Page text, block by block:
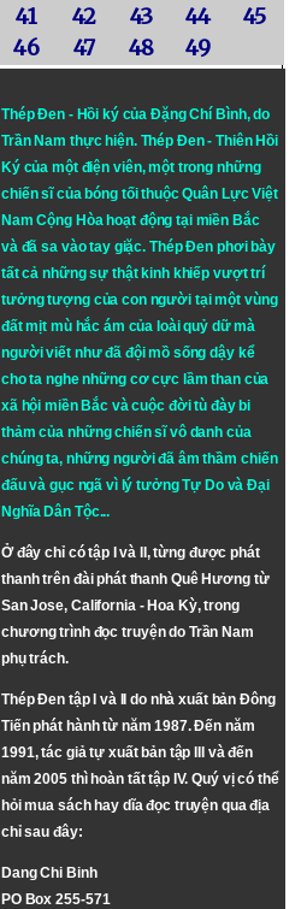
41
42 43 44
45
46
47 48 49
Thép Đen - Hồi ký của Đặng Chí Bình, do
Trần Nam thực hiện. Thép Đen- Thiên Hồi
Ký của một điện viên, một trong những
chiến sĩ của bóng tối thuộc Quân Lực Việt
Nam Cộng Hòa hoạt động tại miền Bắc
và đã sa vào tay giặc. Thép Đen phơi bày
tất cả những sự thật kinh khiếp vượt trí
tưởng tượng của con người tại một vùng
đất mịt mù hắc ám của loài quỷ dữ mà
người viết như đã đội mồ sống dậy kể
cho ta nghe những cơ cực lầm than của
xã hội miền Bắc và cuộc đời tù đày bi
thảm của những chiến sĩ vô danh của
chúng ta, những người đã âm thầm chiến
đấu và gục ngã vì lý tưởngTự DovàĐại
Nghĩa Dân Tộc...
Ở đây chỉ có tập I và II, từng được phát
thanh trên đài phát thanh Quê Hương từ
San Jose, California - Hoa Kỳ, trong
chương trình đọc truyện do Trần Nam
phụ trách.
Thép Đen tập I và II do nhà xuất bản Đông
Tiến phát hành từ năm 1987. Đến năm
1991, tác giả tự xuất bản tập III và đến
năm 2005 thì hoàn tất tập IV. Quý vị có thể
hỏi mua sách hay dĩa đọc truyện qua địa
chỉ sau đây:
Dang Chi Binh
PO Box 255-571